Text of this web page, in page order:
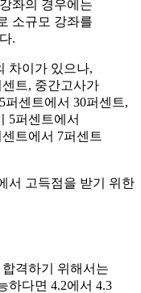
좌의 경우에는
소규모 강좌를
.
차이가 있으나,
트, 중간고사가
퍼센트에서 30퍼센트,
5퍼센트에서
트에서 7퍼센트
서 고득점을 받기 위한
격하기 위해서는
하다면 4.2에서 4.3